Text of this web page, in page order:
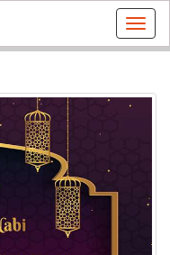
Buat
kartu
dan